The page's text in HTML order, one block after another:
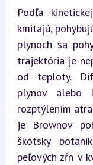
Podľa
kmitajú,
plynoch sa
trajektória je
od teploty.
plynov alebo
rozptýlením
je Brownov
škótsky
peľových zŕn v